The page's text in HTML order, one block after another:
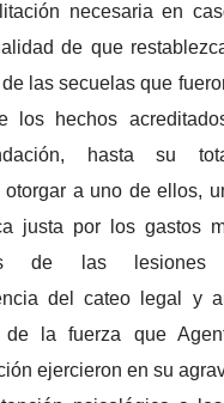
necesaria en
de que
las secuelas que
los hechos
hasta su
otorgar a uno de ellos,
justa por los gastos
de las lesiones
del cateo legal y
de la fuerza que
ejercieron en su